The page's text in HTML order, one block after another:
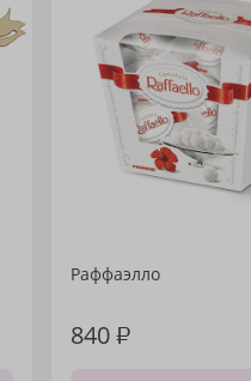
Раффаэлло
840₽